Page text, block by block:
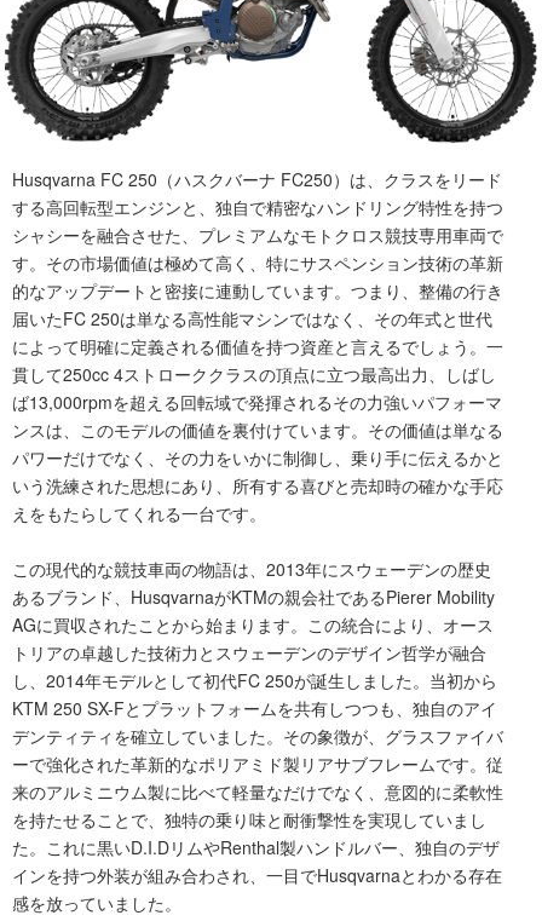
Husqvarna FC 250（ハスクバーナ FC250）は、クラスをリード
する高回転型エンジンと、独自で精密なハンドリング特性を持つ
シャシーを融合させた、プレミアムなモトクロス競技専用車両で
す。その市場価値は極めて高く、特にサスペンション技術の革新
的なアップデートと密接に連動しています。つまり、整備の行き
届いたFC 250は単なる高性能マシンではなく、その年式と世代
によって明確に定義される価値を持つ資産と言えるでしょう。一
貫して250cc 4ストローククラスの頂点に立つ最高出力、しばし
ば13,000rpmを超える回転域で発揮されるその力強いパフォーマ
ンスは、このモデルの価値を裏付けています。その価値は単なる
パワーだけでなく、その力をいかに制御し、乗り手に伝えるかと
いう洗練された思想にあり、所有する喜びと売却時の確かな手応
えをもたらしてくれる一台です。
この現代的な競技車両の物語は、2013年にスウェーデンの歴史
あるブランド、HusqvarnaがKTMの親会社であるPierer Mobility
AGに買収されたことから始まります。この統合により、オース
トリアの卓越した技術力とスウェーデンのデザイン哲学が融合
し、2014年モデルとして初代FC 250が誕生しました。当初から
KTM 250 SX-Fとプラットフォームを共有しつつも、独自のアイ
デンティティを確立していました。その象徴が、グラスファイバ
ーで強化された革新的なポリアミド製リアサブフレームです。従
来のアルミニウム製に比べて軽量なだけでなく、意図的に柔軟性
を持たせることで、独特の乗り味と耐衝撃性を実現していまし
た。これに黒いD.I.DリムやRenthal製ハンドルバー、独自のデザ
インを持つ外装が組み合わされ、一目でHusqvarnaとわかる存在
感を放っていました。